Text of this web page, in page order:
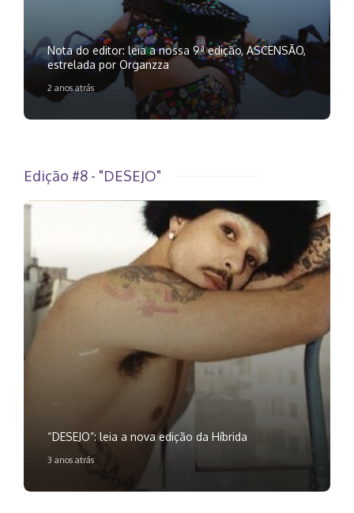
Nota do editor: leia a nossa 9ª edição, ASCENSÃO,
estrelada por Organzza
2 anos atrás
Edição #8 - "DESEJO"
“DESEJO”: leia a nova edição da Híbrida
3 anos atrás